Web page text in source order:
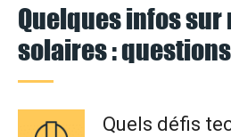
Quelques infos
solaires :
Quels défis